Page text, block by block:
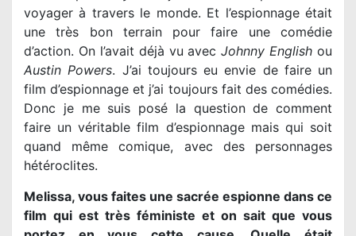
voyager à travers le monde. Et l’espionnage était
une très bon terrain pour faire une comédie
d’action. On l’avait déjà vu avecJohnny English ou
Austin Powers. J’ai toujours eu envie de faire un
film d’espionnage et j’ai toujours fait des comédies.
Donc je me suis posé la question de comment
faire un véritable film d’espionnage mais qui soit
quand même comique, avec des personnages
hétéroclites.
Melissa, vous faites une sacrée espionne dans ce
film qui est très féministe et on sait que vous